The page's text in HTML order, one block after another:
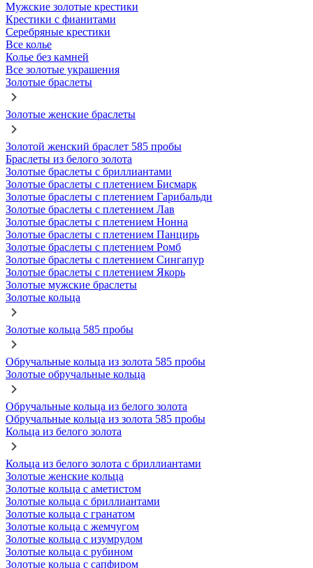
Мужские золотые крестики
Крестики с фианитами
Серебряные крестики
Все колье
Колье без камней
Все золотые украшения
Золотые браслеты
Золотые женские браслеты
Золотой женский браслет 585 пробы
Браслеты из белого золота
Золотые браслеты с бриллиантами
Золотые браслеты с плетением Бисмарк
Золотые браслеты с плетением Гарибальди
Золотые браслеты с плетением Лав
Золотые браслеты с плетением Нонна
Золотые браслеты с плетением Панцирь
Золотые браслеты с плетением Ромб
Золотые браслеты с плетением Сингапур
Золотые браслеты с плетением Якорь
Золотые мужские браслеты
Золотые кольца
Золотые кольца 585 пробы
Обручальные кольца из золота 585 пробы
Золотые обручальные кольца
Обручальные кольца из белого золота
Обручальные кольца из золота 585 пробы
Кольца из белого золота
Кольца из белого золота с бриллиантами
Золотые женские кольца
Золотые кольца с аметистом
Золотые кольца с бриллиантами
Золотые кольца с гранатом
Золотые кольца с жемчугом
Золотые кольца с изумрудом
Золотые кольца с рубином
Золотые кольца с сапфиром